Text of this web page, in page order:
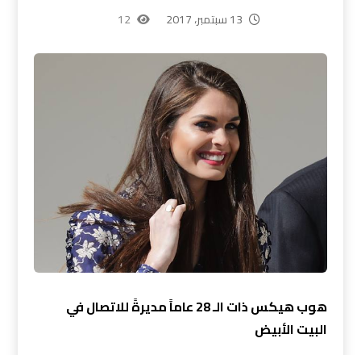
13 سبتمبر، 2017 12
هوب هيكس ذات الـ 28 عاماً مديرةً للاتصال في
البيت الأبيض